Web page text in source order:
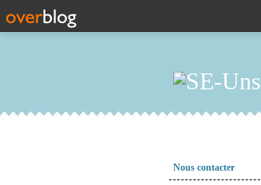
Nous contacter